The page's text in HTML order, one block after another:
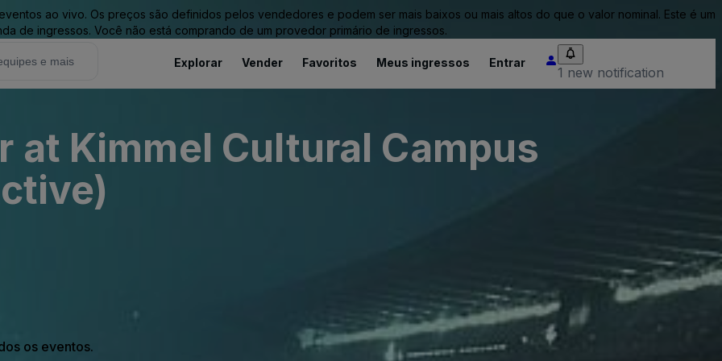
ao vivo. Os preços são definidos pelos vendedores e podem ser mais baixos ou mais altos do que o valor nominal. Este é um
de ingressos. Você não está comprando de um provedor primário de ingressos.
Explorar Vender Favoritos Meus ingressos Entrar
1 new notification
at Kimmel Cultural Campus
os eventos.